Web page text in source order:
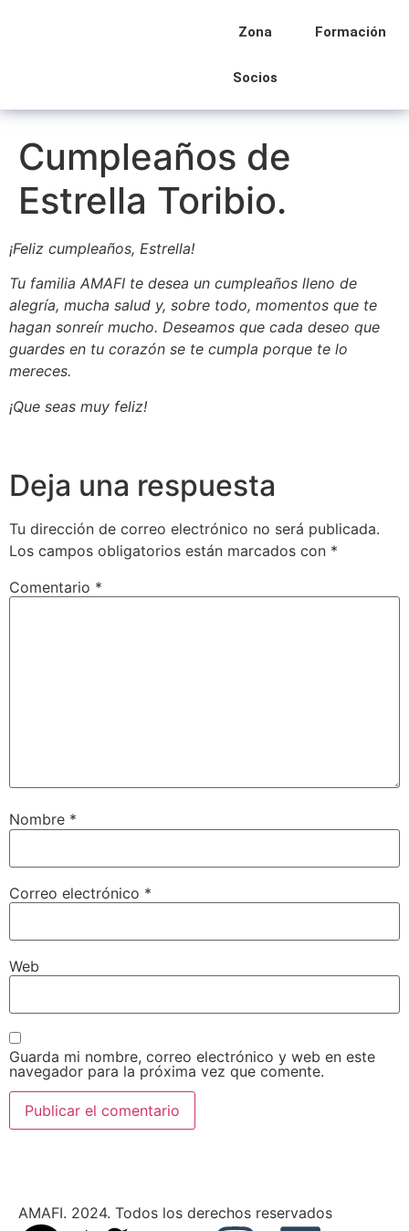
Zona
Socios
Formación
Cumpleaños de
Estrella Toribio.
¡Feliz cumpleaños, Estrella!
Tu familia AMAFI te desea un cumpleaños lleno de
alegría, mucha salud y, sobre todo, momentos que te
hagan sonreír mucho. Deseamos que cada deseo que
guardes en tu corazón se te cumpla porque te lo
mereces.
¡Que seas muy feliz!
Deja una respuesta
Tu dirección de correo electrónico no será publicada.
Los campos obligatorios están marcados con *
Comentario *
Nombre *
Correo electrónico *
Web
Guarda mi nombre, correo electrónico y web en este
navegador para la próxima vez que comente.
AMAFI. 2024. Todos los derechos reservados